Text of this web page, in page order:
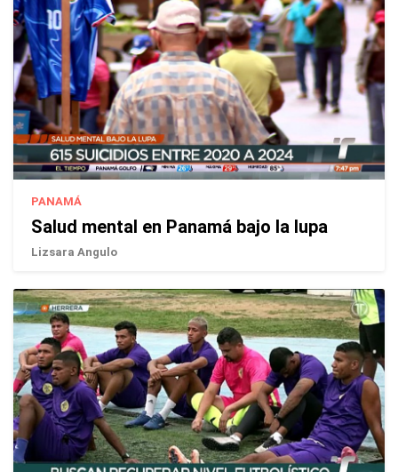
PANAMÁ
Salud mental en Panamá bajo la lupa
Lizsara Angulo